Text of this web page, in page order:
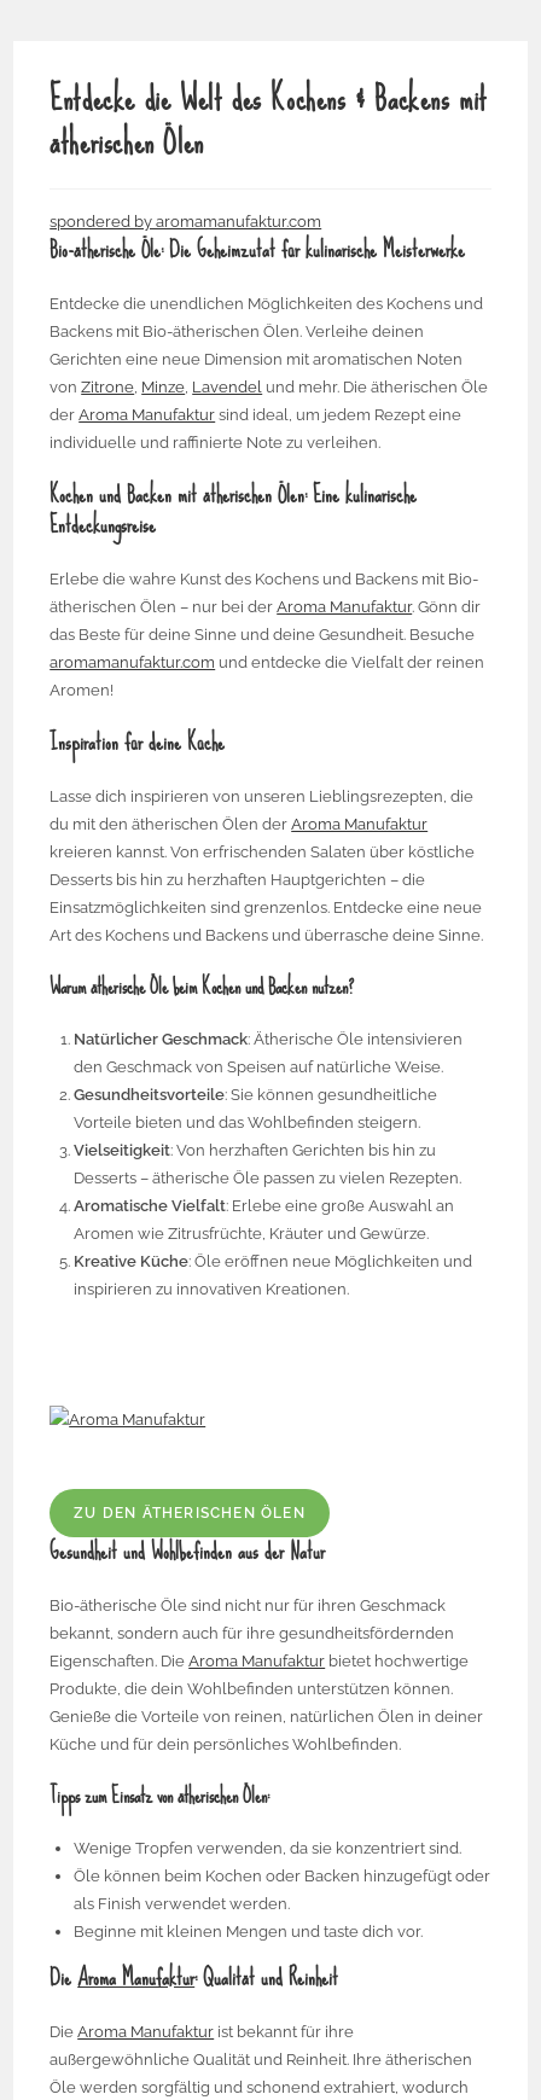
Entdecke die Welt des Kochens & Backens mit
ätherischen Ölen
spondered by aromamanufaktur.com
Bio-ätherische Öle: Die Geheimzutat für kulinarische Meisterwerke
Entdecke die unendlichen Möglichkeiten des Kochens und
Backens mit Bio-ätherischen Ölen. Verleihe deinen
Gerichten eine neue Dimension mit aromatischen Noten
vonZitrone, Minze, Lavendel und mehr. Die ätherischen Öle
derAroma Manufaktur sind ideal, um jedem Rezept eine
individuelle und raffinierte Note zu verleihen.
Kochen und Backen mit ätherischen Ölen: Eine kulinarische
Entdeckungsreise
Erlebe die wahre Kunst des Kochens und Backens mit Bio-
ätherischen Ölen – nur bei derAroma Manufaktur. Gönn dir
das Beste für deine Sinne und deine Gesundheit. Besuche
aromamanufaktur.com und entdecke die Vielfalt der reinen
Aromen!
Inspiration für deine Küche
Lasse dich inspirieren von unseren Lieblingsrezepten, die
du mit den ätherischen Ölen derAroma Manufaktur
kreieren kannst. Von erfrischenden Salaten über köstliche
Desserts bis hin zu herzhaften Hauptgerichten – die
Einsatzmöglichkeiten sind grenzenlos. Entdecke eine neue
Art des Kochens und Backens und überrasche deine Sinne.
Warum ätherische Öle beim Kochen und Backen nutzen?
Natürlicher Geschmack: Ätherische Öle intensivieren
den Geschmack von Speisen auf natürliche Weise.
Gesundheitsvorteile: Sie können gesundheitliche
Vorteile bieten und das Wohlbefinden steigern.
Vielseitigkeit: Von herzhaften Gerichten bis hin zu
Desserts – ätherische Öle passen zu vielen Rezepten.
Aromatische Vielfalt: Erlebe eine große Auswahl an
Aromen wie Zitrusfrüchte, Kräuter und Gewürze.
Kreative Küche: Öle eröffnen neue Möglichkeiten und
inspirieren zu innovativen Kreationen.
ZU DEN ÄTHERISCHEN ÖLEN
Gesundheit und Wohlbefinden aus der Natur
Bio-ätherische Öle sind nicht nur für ihren Geschmack
bekannt, sondern auch für ihre gesundheitsfördernden
Eigenschaften. DieAroma Manufaktur bietet hochwertige
Produkte, die dein Wohlbefinden unterstützen können.
Genieße die Vorteile von reinen, natürlichen Ölen in deiner
Küche und für dein persönliches Wohlbefinden.
Tipps zum Einsatz von ätherischen Ölen:
Wenige Tropfen verwenden, da sie konzentriert sind.
Öle können beim Kochen oder Backen hinzugefügt oder
als Finish verwendet werden.
Beginne mit kleinen Mengen und taste dich vor.
DieAroma Manufaktur: Qualität und Reinheit
DieAroma Manufaktur ist bekannt für ihre
außergewöhnliche Qualität und Reinheit. Ihre ätherischen
Öle werden sorgfältig und schonend extrahiert, wodurch